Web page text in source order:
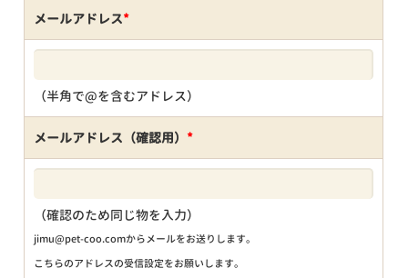
メールアドレス*
（半角で@を含むアドレス）
メールアドレス（確認用） *
（確認のため同じ物を入力）
jimu@pet-coo.comからメールをお送りします。
こちらのアドレスの受信設定をお願いします。